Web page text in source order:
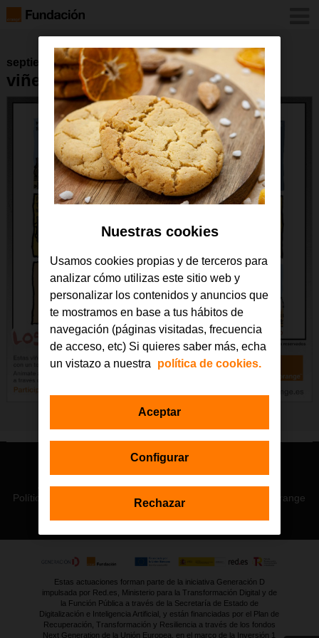
septiembre 2016
viñeta 30 de mayo de 2016
© Orange 2026
Accesibilidad
Lectura accesible: Confort+
Contacto
Política de privacidad
Política de cookies Orange
Estas actuaciones forman parte de la iniciativa Generación D
impulsada por Red.es, Ministerio para la Transformación Digital y de
la Función Pública a través de la Secretaría de Estado de
Digitalización e Inteligencia Artificial, y están financiadas por el Plan de
Recuperación, Transformación y Resiliencia a través de los fondos
Next Generation de la Unión Europea, en el marco de la Inversión 1
Nuestras cookies
Usamos cookies propias y de terceros para
analizar cómo utilizas este sitio web y
personalizar los contenidos y anuncios que
te mostramos en base a tus hábitos de
navegación (páginas visitadas, frecuencia
de acceso, etc) Si quieres saber más, echa
un vistazo a nuestra
política de cookies.
Configurar
Rechazar
Aceptar